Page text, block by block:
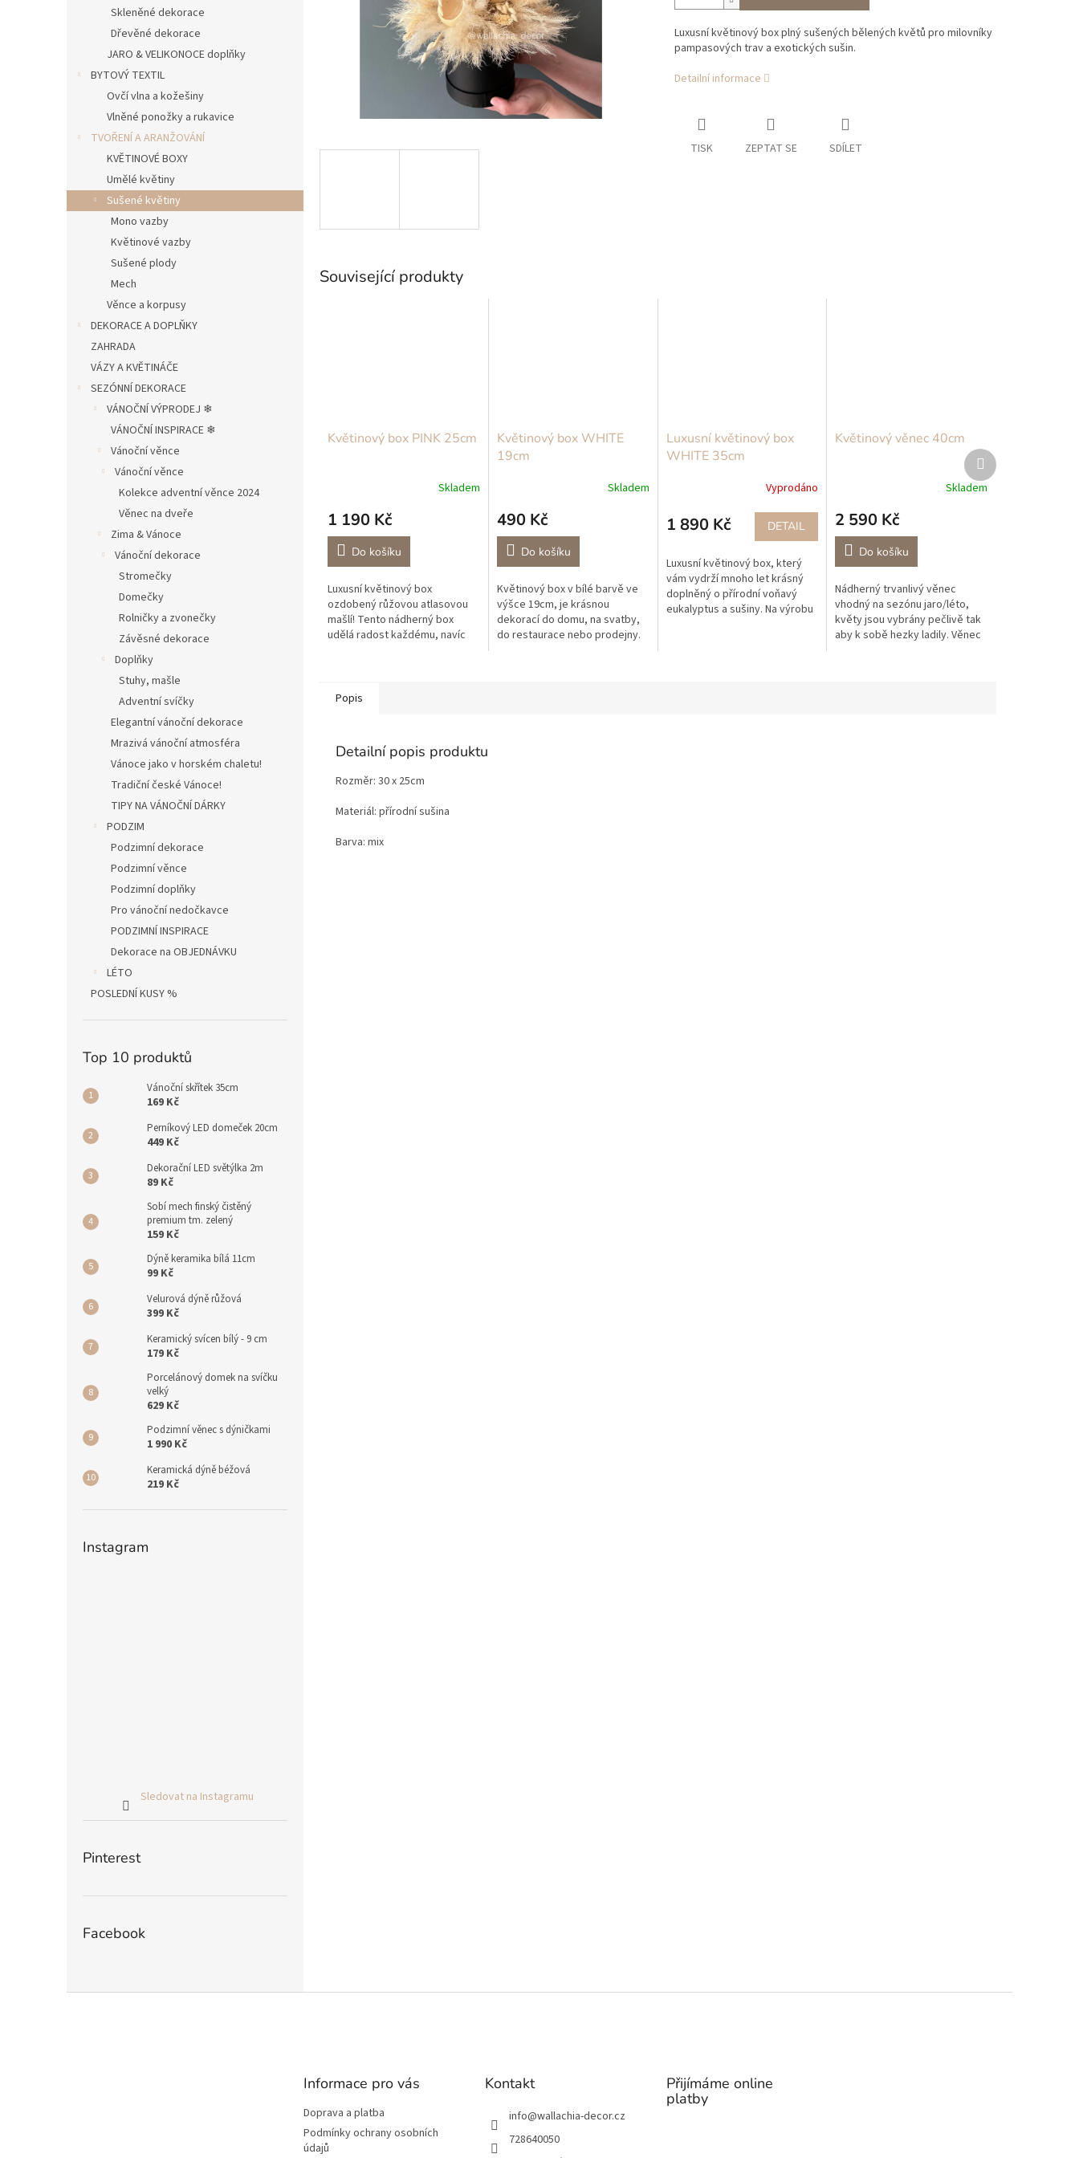
Skleněné dekorace
Dřevěné dekorace
JARO & VELIKONOCE doplňky
BYTOVÝ TEXTIL
Ovčí vlna a kožešiny
Vlněné ponožky a rukavice
TVOŘENÍ A ARANŽOVÁNÍ
KVĚTINOVÉ BOXY
Umělé květiny
Sušené květiny
Mono vazby
Květinové vazby
Sušené plody
Mech
Věnce a korpusy
DEKORACE A DOPLŇKY
ZAHRADA
VÁZY A KVĚTINÁČE
SEZÓNNÍ DEKORACE
VÁNOČNÍ VÝPRODEJ ❄︎︎
VÁNOČNÍ INSPIRACE ❄︎︎
Vánoční věnce
Vánoční věnce
Kolekce adventní věnce 2024
Věnec na dveře
Zima & Vánoce
Vánoční dekorace
Stromečky
Domečky
Rolničky a zvonečky
Závěsné dekorace
Doplňky
Stuhy, mašle
Adventní svíčky
Elegantní vánoční dekorace
Mrazivá vánoční atmosféra
Vánoce jako v horském chaletu!
Tradiční české Vánoce!
TIPY NA VÁNOČNÍ DÁRKY
PODZIM
Podzimní dekorace
Podzimní věnce
Podzimní doplňky
Pro vánoční nedočkavce
PODZIMNÍ INSPIRACE
Dekorace na OBJEDNÁVKU
LÉTO
POSLEDNÍ KUSY %
Top 10 produktů
Vánoční skřítek 35cm
169 Kč
Perníkový LED domeček 20cm
449 Kč
Dekorační LED světýlka 2m
89 Kč
Sobí mech finský čistěný
premium tm. zelený
159 Kč
Dýně keramika bílá 11cm
99 Kč
Velurová dýně růžová
399 Kč
Keramický svícen bílý - 9 cm
179 Kč
Porcelánový domek na svíčku
velký
629 Kč
Podzimní věnec s dýničkami
1 990 Kč
Keramická dýně béžová
219 Kč
Instagram
Sledovat na Instagramu
Pinterest
Facebook
Luxusní květinový box plný sušených bělených květů pro milovníky
pampasových trav a exotických sušin.
Detailní informace
TISK ZEPTAT SE SDÍLET
Související produkty
Květinový box PINK 25cm
Skladem
1 190 Kč
Do košíku
Luxusní květinový box
ozdobený růžovou atlasovou
mašlí! Tento nádherný box
udělá radost každému, navíc
Květinový box WHITE
19cm
Skladem
490 Kč
Do košíku
Květinový box v bílé barvě ve
výšce 19cm, je krásnou
dekorací do domu, na svatby,
do restaurace nebo prodejny.
Luxusní květinový box
WHITE 35cm
Vyprodáno
1 890 Kč DETAIL
Luxusní květinový box, který
vám vydrží mnoho let krásný
doplněný o přírodní voňavý
eukalyptus a sušiny. Na výrobu
Květinový věnec 40cm
Skladem
2 590 Kč
Do košíku
Nádherný trvanlivý věnec
vhodný na sezónu jaro/léto,
květy jsou vybrány pečlivě tak
aby k sobě hezky ladily. Věnec
Další
produkt
Popis
Detailní popis produktu
Rozměr: 30 x 25cm
Materiál: přírodní sušina
Barva: mix
Informace pro vás
Doprava a platba
Podmínky ochrany osobních
údajů
Kontakt
info@wallachia-decor.cz
728640050
Přijímáme online
platby